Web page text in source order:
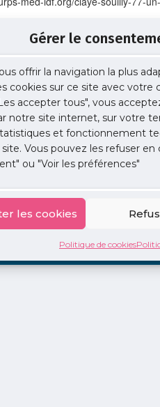
Gérer le
offrir la navigation la plus
cookies sur ce site avec
accepter tous", vous
notre site internet, sur votre
et fonctionnement
Vous pouvez les refuser
ou "Voir les préférences"
les cookies
Politique de cookies
La Centrale 2 jours en